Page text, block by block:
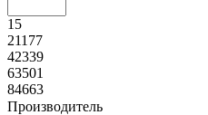
15
21177
42339
63501
84663
Производитель